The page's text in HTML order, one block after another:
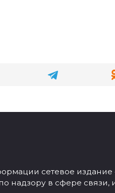
сетевое издание
надзору в сфере